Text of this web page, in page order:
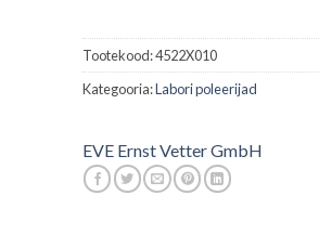
Tootekood:4522X010
Kategooria:Labori poleerijad
EVE Ernst Vetter GmbH